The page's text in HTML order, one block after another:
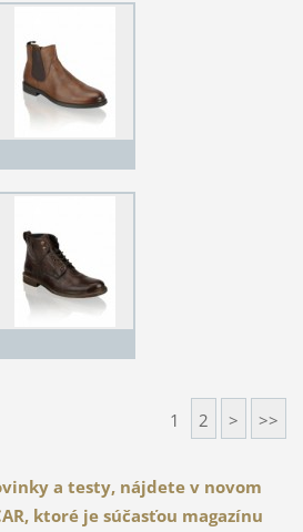
1 2 > >>
a testy, nájdete v novom
ktoré je súčasťou magazínu